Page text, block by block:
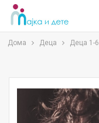
Дома Деца Деца 1-6